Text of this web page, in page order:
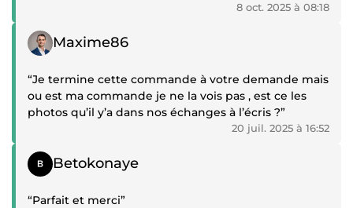
8 oct. 2025 à 08:18
Témoignage positif
Maxime86
“Je termine cette commande à votre demande mais
ou est ma commande je ne la vois pas , est ce les
photos qu’il y’a dans nos échanges à l’écris ?”
20 juil. 2025 à 16:52
Témoignage positif
Betokonaye
“Parfait et merci”